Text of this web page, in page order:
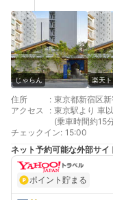
じゃらん 楽天
住所 : 東京都新宿区
アクセス
: 東京駅より 車
(乗車時間約15
大阪より 車以
(JR山手線)→新
最寄り駅１ 新
最寄り駅２ 新宿
最寄り駅３ 新宿
チェックイン: 15:00
ネット予約可能な外部サイ
ポイント貯まる